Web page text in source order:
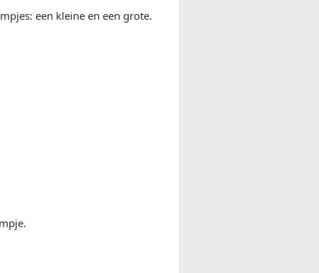
een kleine en een grote.